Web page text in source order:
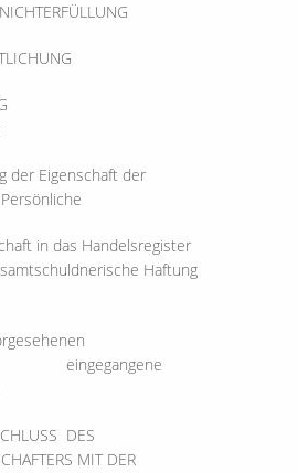
der Eigenschaft der
in das Handelsregister
Haftung
DES
MIT DER